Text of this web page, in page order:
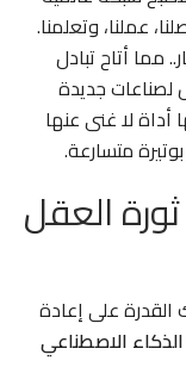
عملنا، وتعلمنا.
مما أتاح تبادل
لصناعات جديدة
أداة لا غنى عنها
متسارعة.
العقل
القدرة على إعادة
الذكاء الاصطناعي